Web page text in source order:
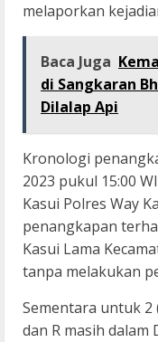
melaporkan
Baca Juga
di Sangkaran
Dilalap Api
Kronologi
2023 pukul 15:00
Kasui Polres Way
penangkapan
Kasui Lama
tanpa melakukan
Sementara untuk 2
dan R masih dalam